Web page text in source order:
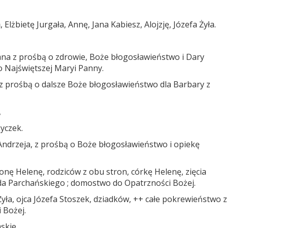
Jurgała, Annę, Jana Kabiesz, Alojzję, Józefa Żyła.
z prośbą o zdrowie, Boże błogosławieństwo i Dary
Maryi Panny.
prośbą o dalsze Boże błogosławieństwo dla Barbary z
z prośbą o Boże błogosławieństwo i opiekę
Helenę, rodziców z obu stron, córkę Helenę, zięcia
Parchańskiego ; domostwo do Opatrzności Bożej.
ojca Józefa Stoszek, dziadków, ++ całe pokrewieństwo z